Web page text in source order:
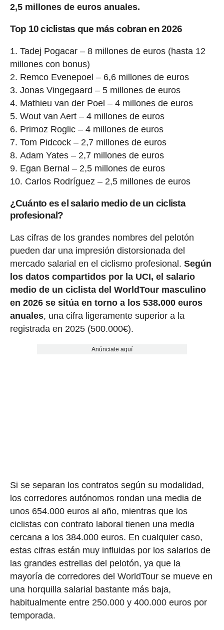
2,5 millones de euros anuales.
Top 10 ciclistas que más cobran en 2026
Tadej Pogacar – 8 millones de euros (hasta 12
millones con bonus)
Remco Evenepoel – 6,6 millones de euros
Jonas Vingegaard – 5 millones de euros
Mathieu van der Poel – 4 millones de euros
Wout van Aert – 4 millones de euros
Primoz Roglic – 4 millones de euros
Tom Pidcock – 2,7 millones de euros
Adam Yates – 2,7 millones de euros
Egan Bernal – 2,5 millones de euros
Carlos Rodríguez – 2,5 millones de euros
¿Cuánto es el salario medio de un ciclista
profesional?
Las cifras de los grandes nombres del pelotón
pueden dar una impresión distorsionada del
mercado salarial en el ciclismo profesional. Según
los datos compartidos por la UCI, el salario
medio de un ciclista del WorldTour masculino
en 2026 se sitúa en torno a los 538.000 euros
anuales, una cifra ligeramente superior a la
registrada en 2025 (500.000€).
Anúnciate aquí
Si se separan los contratos según su modalidad,
los corredores autónomos rondan una media de
unos 654.000 euros al año, mientras que los
ciclistas con contrato laboral tienen una media
cercana a los 384.000 euros. En cualquier caso,
estas cifras están muy influidas por los salarios de
las grandes estrellas del pelotón, ya que la
mayoría de corredores del WorldTour se mueve en
una horquilla salarial bastante más baja,
habitualmente entre 250.000 y 400.000 euros por
temporada.